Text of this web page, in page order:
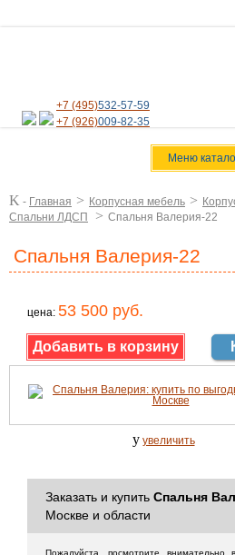
+7 (495)532-57-59
+7 (926)009-82-35
Меню
K - Главная > Корпусная мебель >
Спальни ЛДСП > Спальня Валерия-22
Спальня Валерия-22
цена: 53 500 руб.
y увеличить
Заказать и купить Спальня
Москве и области
Пожалуйста, посмотрите